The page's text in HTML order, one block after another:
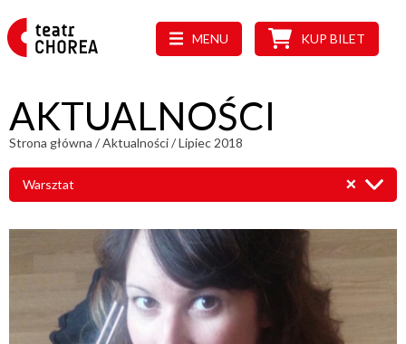
MENU KUP BILET
AKTUALNOŚCI
Strona główna /Aktualności/Lipiec 2018
Warsztat